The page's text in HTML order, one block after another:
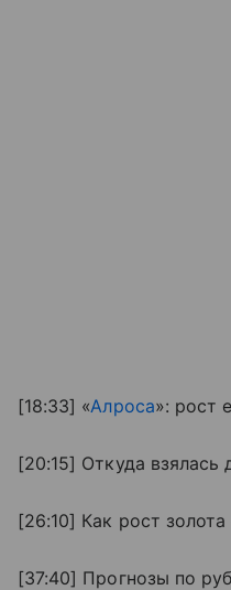
[18:33] «Алроса»: рост
[20:15] Откуда взялась
[26:10] Как рост золота
[37:40] Прогнозы по